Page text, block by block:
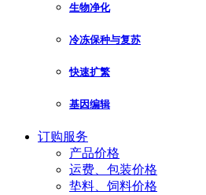
生物净化
冷冻保种与复苏
快速扩繁
基因编辑
订购服务
产品价格
运费、包装价格
垫料、饲料价格